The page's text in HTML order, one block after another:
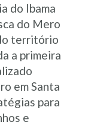
do Ibama
do Mero
território
a primeira
em Santa
para
e